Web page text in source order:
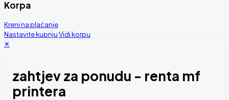
Korpa
Kreni na plaćanje
Nastavite kupnjuVidi korpu
✕
zahtjev za ponudu - renta mf
printera